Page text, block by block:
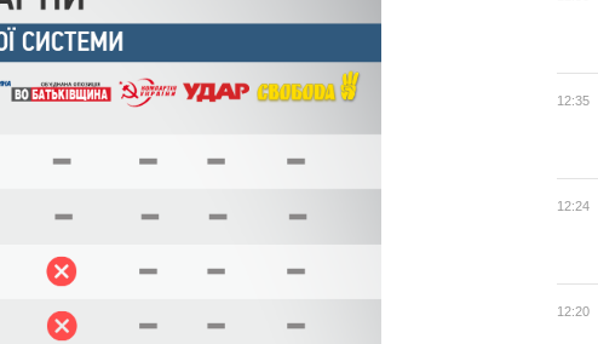
12:35
12:24
12:20